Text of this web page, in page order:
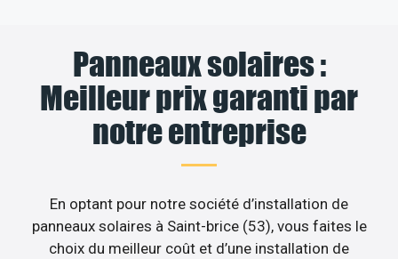
Panneaux solaires :
Meilleur prix garanti par
notre entreprise
En optant pour notre société d’installation de
panneaux solaires à Saint-brice (53), vous faites le
choix du meilleur coût et d’une installation de